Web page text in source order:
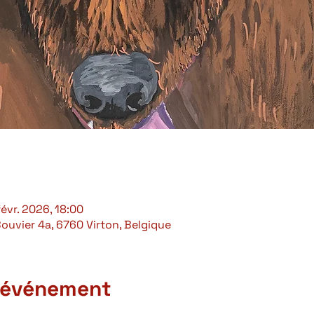
2026, 18:00
4a, 6760 Virton, Belgique